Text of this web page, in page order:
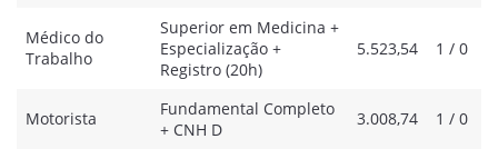
Médico do
Trabalho
Superior em Medicina +
Especialização +
Registro (20h)
5.523,54 1 / 0
Motorista
Fundamental Completo
+ CNH D
3.008,74 1 / 0